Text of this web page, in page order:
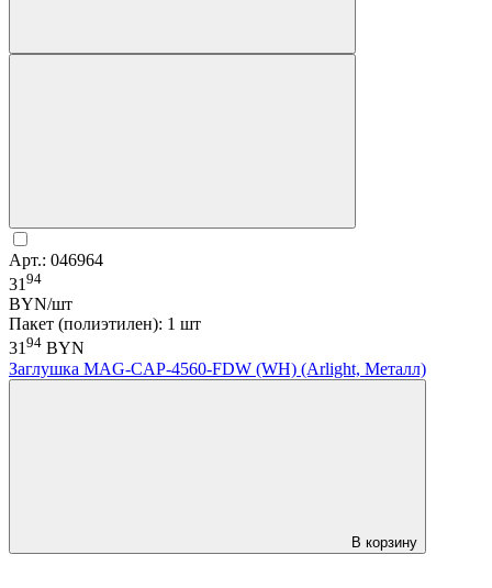
Арт.: 046964
31 94
BYN/шт
Пакет (полиэтилен): 1 шт
3194 BYN
Заглушка MAG-CAP-4560-FDW (WH) (Arlight, Металл)
В корзину